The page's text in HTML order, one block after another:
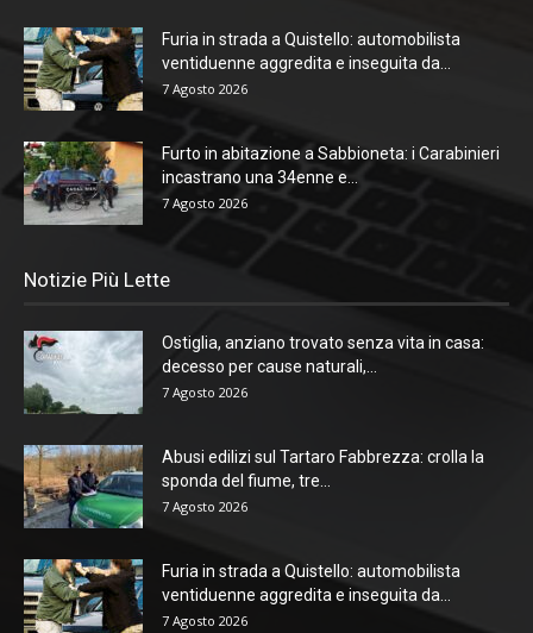
Furia in strada a Quistello: automobilista
ventiduenne aggredita e inseguita da...
7 Agosto 2026
Furto in abitazione a Sabbioneta: i Carabinieri
incastrano una 34enne e...
7 Agosto 2026
Notizie Più Lette
Ostiglia, anziano trovato senza vita in casa:
decesso per cause naturali,...
7 Agosto 2026
Abusi edilizi sul Tartaro Fabbrezza: crolla la
sponda del fiume, tre...
7 Agosto 2026
Furia in strada a Quistello: automobilista
ventiduenne aggredita e inseguita da...
7 Agosto 2026